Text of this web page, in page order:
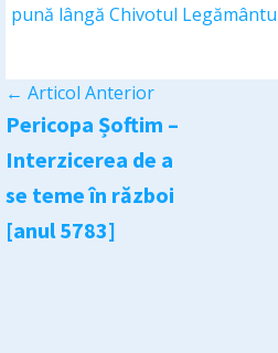
pună lângă Chivotul
← Articol Anterior
Pericopa Șoftim –
Interzicerea de a
se teme în război
[anul 5783]